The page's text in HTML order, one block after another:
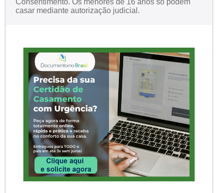
Consentimento. Os menores de 16 anos só podem
casar mediante autorização judicial.